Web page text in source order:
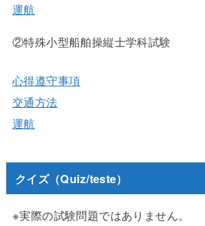
運航
②特殊小型船舶操縦士学科試験
心得遵守事項
交通方法
運航
クイズ（Quiz/teste）
※実際の試験問題ではありません。